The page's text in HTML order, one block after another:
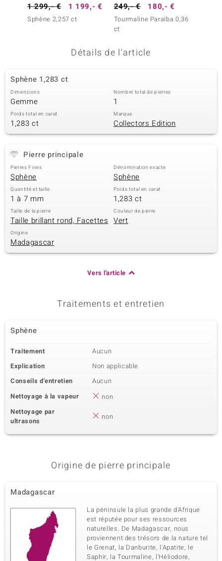
1 299,- € 1 199,- €
Sphène 2,257 ct
249,- € 180,- €
Tourmaline Paraïba 0,36
ct
Détails de l'article
Sphène 1,283 ct
Dimensions
Gemme
Nombre total de pierres
1
Poids total en carat
1,283 ct
Marque
Collectors Edition
Pierre principale
Pierres Fines
Sphène
Dénomination exacte
Sphène
Quantité et taille
1 à 7 mm
Poids total en carat
1,283 ct
Taille de la pierre
Taille brillant rond, Facettes
Couleur de pierre
Vert
Origine
Madagascar
Vers l'article
Traitements et entretien
Sphène
Traitement
Aucun
Explication
Non applicable
Conseils d'entretien
Aucun
Nettoyage à la vapeur
non
Nettoyage par
ultrasons
non
Origine de pierre principale
Madagascar
La péninsule la plus grande d'Afrique
est réputée pour ses ressources
naturelles. De Madagascar, nous
proviennent des trésors de la nature tel
le Grenat, la Danburite, l'Apatite, le
Saphir, la Tourmaline, l'Héliodore,